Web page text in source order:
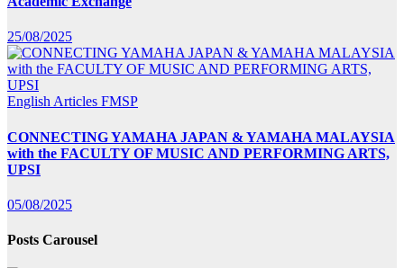
25/08/2025
English Articles FMSP
CONNECTING YAMAHA JAPAN & YAMAHA MALAYSIA
with the FACULTY OF MUSIC AND PERFORMING ARTS,
UPSI
05/08/2025
Posts Carousel